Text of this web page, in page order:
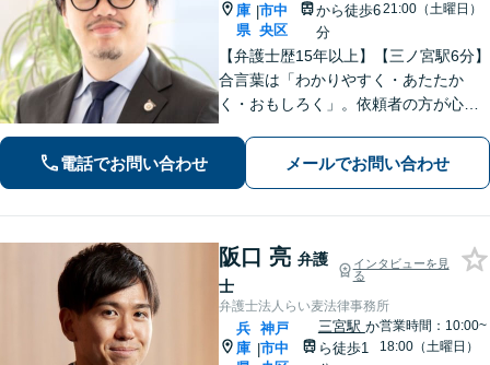
庫
県
|市中
央区
から徒歩6
分
21:00（土曜日）
【弁護士歴15年以上】【三ノ宮駅6分】
合言葉は「わかりやすく・あたたか
く・おもしろく」。依頼者の方が心か
広い領域をカバー。【夜間休日/電話相
談可能】【初回面談20分無料】
電話でお問い合わせ メールでお問い合わせ
阪口 亮 弁護
士
インタビューを見
る
弁護士法人らい麦法律事務所
兵
庫 |
神戸
市中
三宮駅 か
ら徒歩1
営業時間：10:00~
18:00（土曜日）